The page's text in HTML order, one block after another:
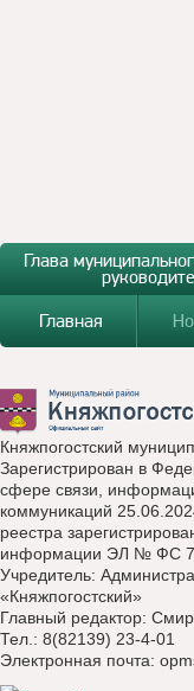
Глава
Главная
Княжпогостский
Зарегистрирован в
сфере связи,
коммуникаций
реестра
информации ЭЛ № ФС
Учредитель:
«Княжпогостский»
Главный редактор:
Тел.: 8(82139) 23-4-01
Электронная почта: